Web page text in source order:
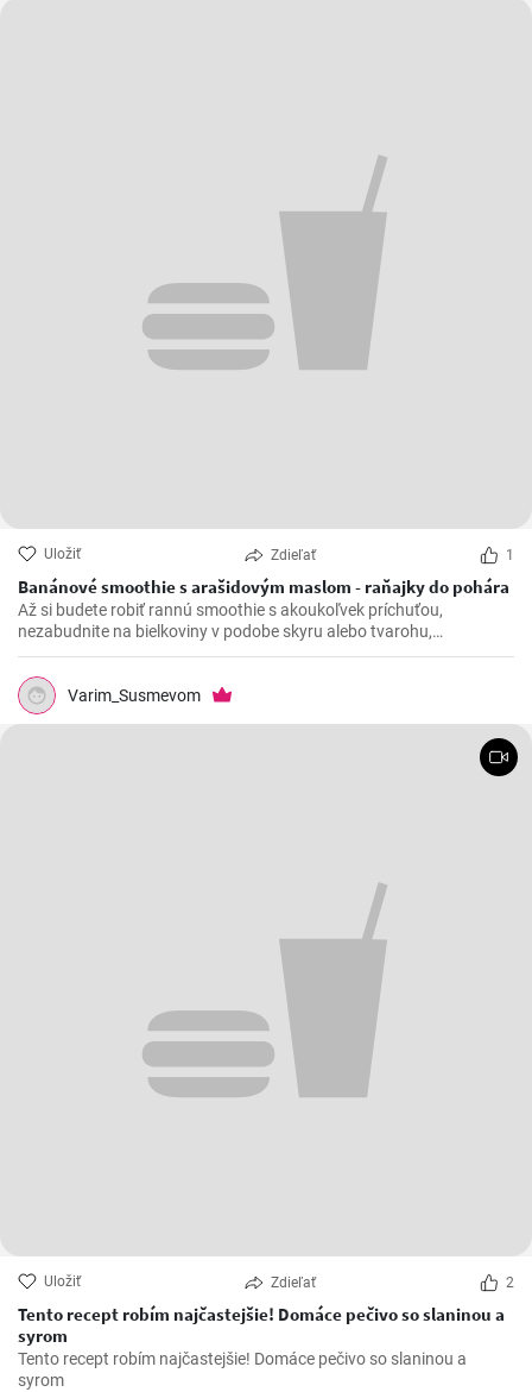
Uložiť Zdieľať 1
Banánové smoothie s arašidovým maslom - raňajky do pohára
Až si budete robiť rannú smoothie s akoukoľvek príchuťou,
nezabudnite na bielkoviny v podobe skyru alebo tvarohu,
komplexné sacharidy vo forme vločiek a tiež na vlákninu, ktorú
obsahuje čakankový sirup alebo chia semienka.
Varim_Susmevom
Uložiť Zdieľať 2
Tento recept robím najčastejšie! Domáce pečivo so slaninou a
syrom
Tento recept robím najčastejšie! Domáce pečivo so slaninou a
syrom